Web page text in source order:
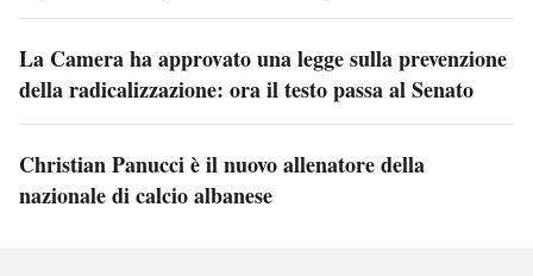
La Camera ha approvato una legge sulla prevenzione
della radicalizzazione: ora il testo passa al Senato
Christian Panucci è il nuovo allenatore della
nazionale di calcio albanese